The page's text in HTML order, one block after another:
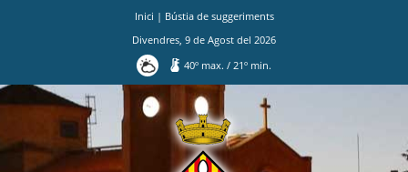
Inici | Bústia de suggeriments
Divendres 9 de Agost del 2026
40º max./ 21º min.